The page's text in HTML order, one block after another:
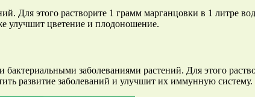
Для этого растворите 1 грамм марганцовки в 1 литре
улучшит цветение и плодоношение.
заболеваниями растений. Для этого
развитие заболеваний и улучшит их иммунную систему.